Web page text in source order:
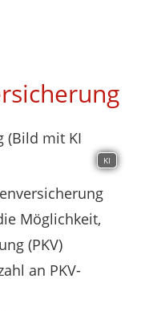
KI
Möglichkeit,
(PKV)
an PKV-